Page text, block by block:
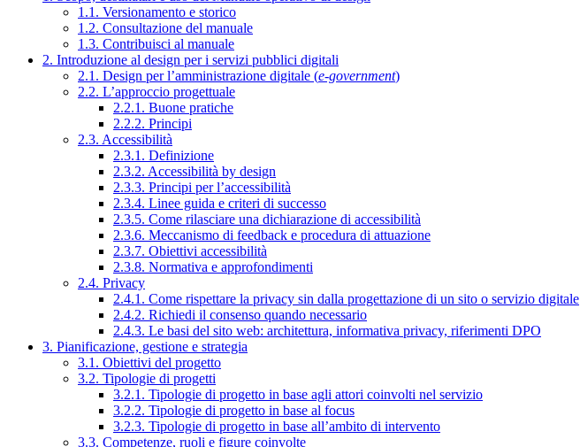
1.1. Versionamento e storico
1.2. Consultazione del manuale
1.3. Contribuisci al manuale
2. Introduzione al design per i servizi pubblici digitali
2.1. Design per l’amministrazione digitale (e-government)
2.2. L’approccio progettuale
2.2.1. Buone pratiche
2.2.2. Principi
2.3. Accessibilità
2.3.1. Definizione
2.3.2. Accessibilità by design
2.3.3. Principi per l’accessibilità
2.3.4. Linee guida e criteri di successo
2.3.5. Come rilasciare una dichiarazione di accessibilità
2.3.6. Meccanismo di feedback e procedura di attuazione
2.3.7. Obiettivi accessibilità
2.3.8. Normativa e approfondimenti
2.4. Privacy
2.4.1. Come rispettare la privacy sin dalla progettazione di un sito o servizio digitale
2.4.2. Richiedi il consenso quando necessario
2.4.3. Le basi del sito web: architettura, informativa privacy, riferimenti DPO
3. Pianificazione, gestione e strategia
3.1. Obiettivi del progetto
3.2. Tipologie di progetti
3.2.1. Tipologie di progetto in base agli attori coinvolti nel servizio
3.2.2. Tipologie di progetto in base al focus
3.2.3. Tipologie di progetto in base all’ambito di intervento
3.3. Competenze, ruoli e figure coinvolte